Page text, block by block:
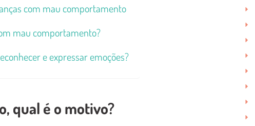
com mau comportamento
mau comportamento?
e expressar emoções?
qual é o motivo?